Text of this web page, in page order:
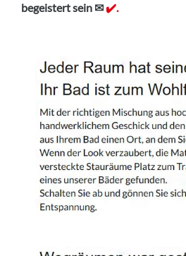
begeistert sein ✉✔️.